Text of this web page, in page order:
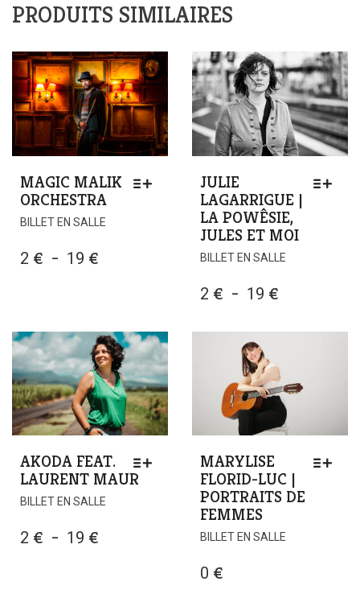
PRODUITS SIMILAIRES
MAGIC MALIK
ORCHESTRA
BILLET EN SALLE
2 € – 19 €
À
19 €
JULIE
LAGARRIGUE |
LA POWÊSIE,
JULES ET MOI
BILLET EN SALLE
ÊTRE
CHOISIES
SUR
PAGE
DU
PRODUIT
2 € – 19 €
PRIX :
À
19 €
AKODA FEAT.
LAURENT MAUR
BILLET EN SALLE
2 € – 19 €
MARYLISE
FLORID-LUC |
PORTRAITS DE
FEMMES
BILLET EN SALLE
0 €